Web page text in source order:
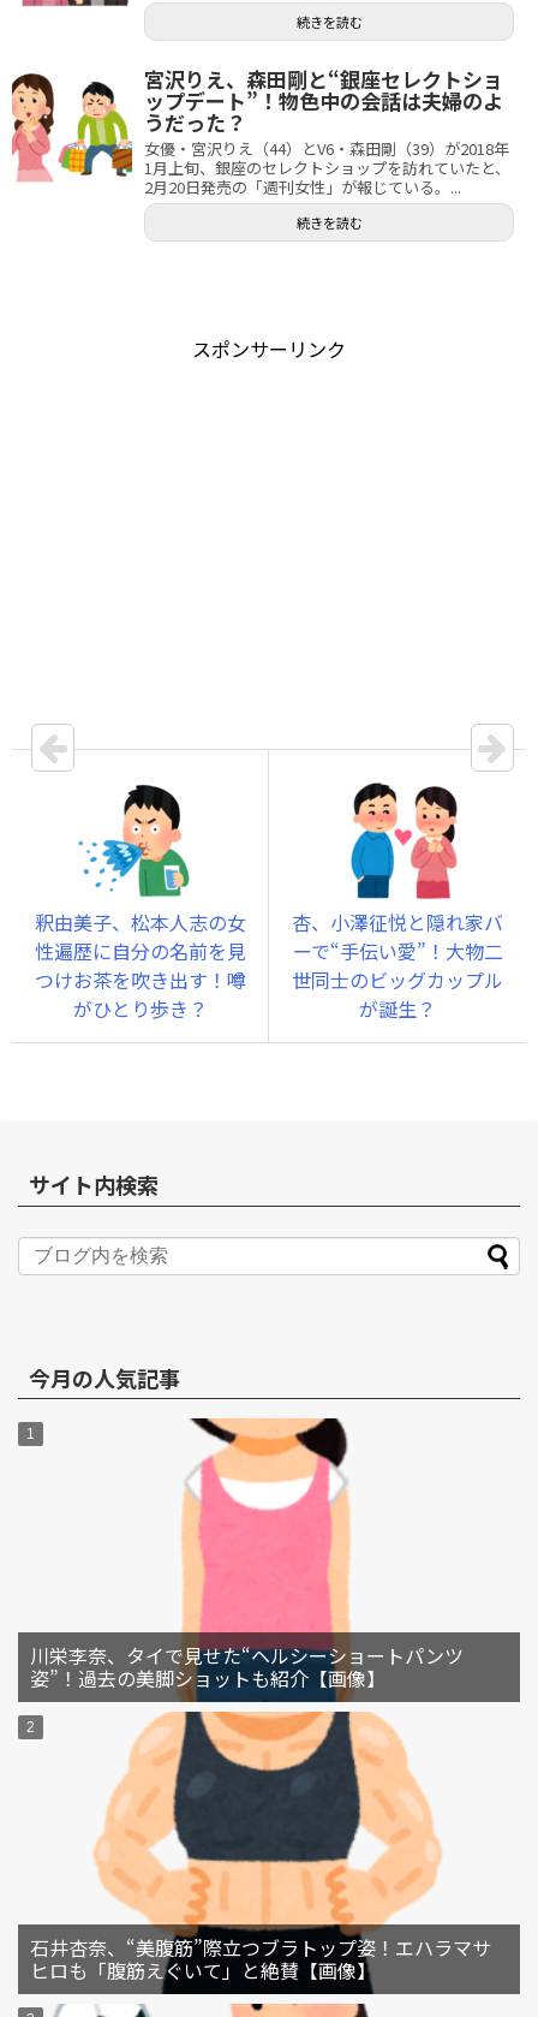
続きを読む
宮沢りえ、森田剛と“銀座セレクトショ
ップデート”！物色中の会話は夫婦のよ
うだった？
女優・宮沢りえ（44）とV6・森田剛（39）が2018年
1月上旬、銀座のセレクトショップを訪れていたと、
2月20日発売の「週刊女性」が報じている。...
続きを読む
スポンサーリンク
釈由美子、松本人志の女
性遍歴に自分の名前を見
つけお茶を吹き出す！噂
がひとり歩き？
杏、小澤征悦と隠れ家バ
ーで“手伝い愛”！大物二
世同士のビッグカップル
が誕生？
サイト内検索
今月の人気記事
川栄李奈、タイで見せた“ヘルシーショートパンツ
姿”！過去の美脚ショットも紹介【画像】
石井杏奈、“美腹筋”際立つブラトップ姿！エハラマサ
ヒロも「腹筋えぐいて」と絶賛【画像】